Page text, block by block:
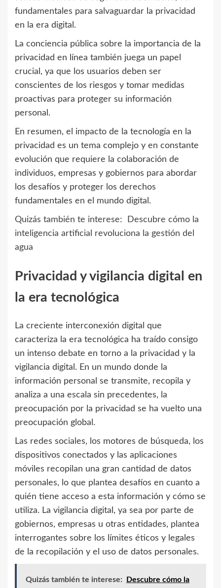
fundamentales para salvaguardar la privacidad
en la era digital.
La conciencia pública sobre la importancia de la
privacidad en línea también juega un papel
crucial, ya que los usuarios deben ser
conscientes de los riesgos y tomar medidas
proactivas para proteger su información
personal.
En resumen, el impacto de la tecnología en la
privacidad es un tema complejo y en constante
evolución que requiere la colaboración de
individuos, empresas y gobiernos para abordar
los desafíos y proteger los derechos
fundamentales en el mundo digital.
Quizás también te interese:
Descubre cómo la
inteligencia artificial revoluciona la gestión del
agua
Privacidad y vigilancia digital en
la era tecnológica
La creciente interconexión digital que
caracteriza la era tecnológica ha traído consigo
un intenso debate en torno a la privacidad y la
vigilancia digital. En un mundo donde la
información personal se transmite, recopila y
analiza a una escala sin precedentes, la
preocupación por la privacidad se ha vuelto una
preocupación global.
Las redes sociales, los motores de búsqueda, los
dispositivos conectados y las aplicaciones
móviles recopilan una gran cantidad de datos
personales, lo que plantea desafíos en cuanto a
quién tiene acceso a esta información y cómo se
utiliza. La vigilancia digital, ya sea por parte de
gobiernos, empresas u otras entidades, plantea
interrogantes sobre los límites éticos y legales
de la recopilación y el uso de datos personales.
Quizás también te interese: Descubre cómo la